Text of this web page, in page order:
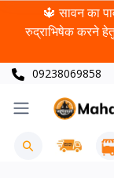
🔱 सावन का
रुद्राभिषेक करने
09238069858